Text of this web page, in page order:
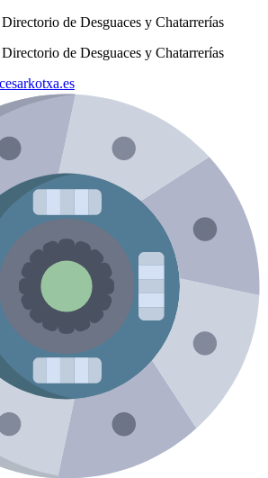
de Desguaces y Chatarrerías
de Desguaces y Chatarrerías